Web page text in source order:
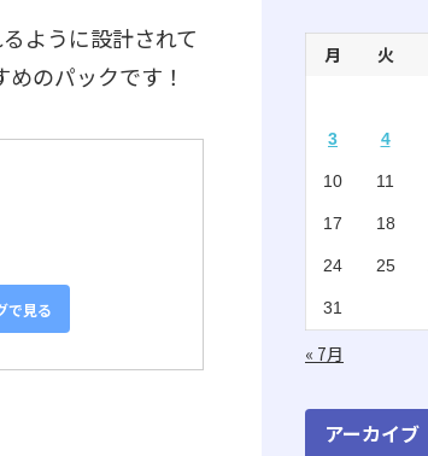
ように設計されて
のパックです！
で見る
(11)
月 火
3 4
10 11
17 18
24 25
31
« 7月
アーカイブ